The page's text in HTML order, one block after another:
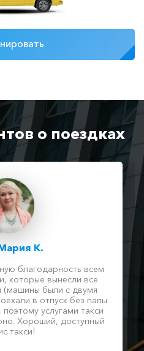
о поездках
К.
благодарность всем
которые вынесли все
(машины были с двумя
в отпуск без папы
услугами такси
Хороший, доступный
такси!